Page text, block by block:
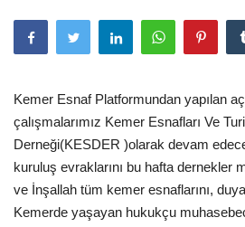
Halil ÖNCÜ kimdir?
Haberler
Görüntülü
Araştırma - İnceleme
Kemer Esnaf Platformundan yapılan
çalışmalarımız Kemer Esnafları Ve
Derneği(KESDER )olarak devam
kuruluş evraklarını bu hafta dernekler
ve İnşallah tüm kemer esnaflarını,
Kemerde yaşayan hukukçu